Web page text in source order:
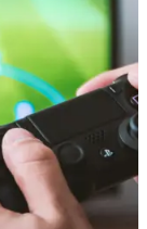
る方法
る